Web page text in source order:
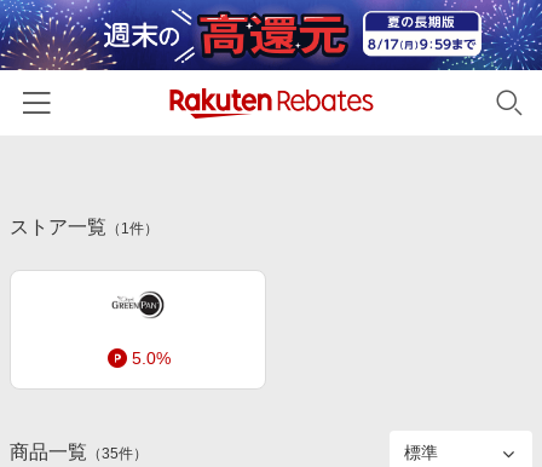
カテゴリー一覧
百貨店・総合ECモール
ファッション・インナー・小物
食品・スイーツ・お酒
初回購入者限定特典
新着ストアのご紹介
友達紹介
楽天IDでログイン/会員登録
ストア一覧 （ 1件）
5.0%
商品一覧 （35件）